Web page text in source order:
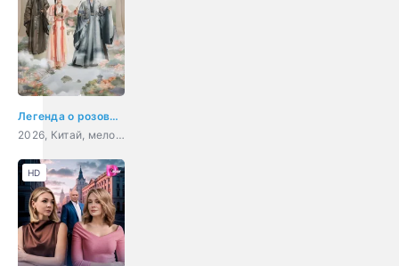
Легенда о розовых облаках
2026, Китай, мелодрама, фэнтези
HD